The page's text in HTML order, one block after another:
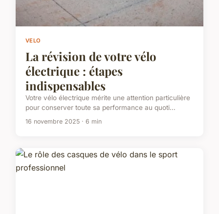
VELO
La révision de votre vélo
électrique : étapes
indispensables
Votre vélo électrique mérite une attention particulière
pour conserver toute sa performance au quoti...
16 novembre 2025 · 6 min